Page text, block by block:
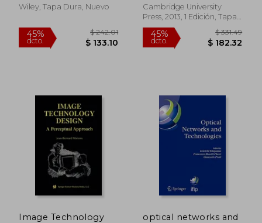
45%
$ 284.88
45%
dcto.
Wiley, Tapa Dura, Nuevo
(en Inglés)
Cambridge University
Press, 2013, 1 Edición, Tapa
Dura, Nuevo
Image Technology
optical networks and